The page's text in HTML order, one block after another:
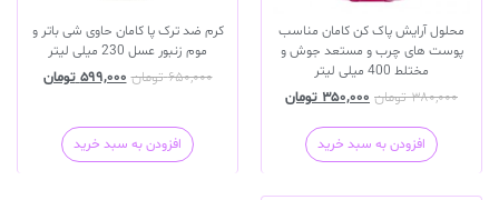
محلول آرایش پاک کن کامان مناسب
پوست های چرب و مستعد جوش و
مختلط 400 میلی لیتر
۳۸۰,۰۰۰ تومان ۳۵۰,۰۰۰ تومان
افزودن به سبد خرید
کرم ضد ترک پا کامان حاوی شی باتر و
موم زنبور عسل 230 میلی لیتر
۶۵۰,۰۰۰ تومان ۵۹۹,۰۰۰ تومان
افزودن به سبد خرید